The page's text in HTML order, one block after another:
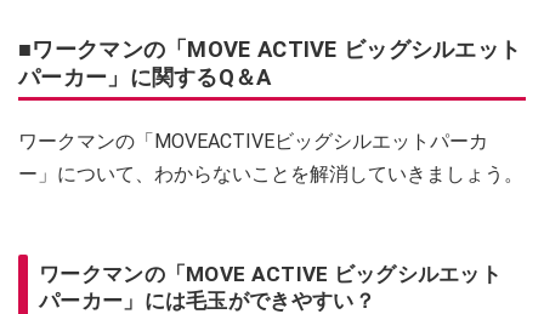
■ワークマンの「MOVE ACTIVE ビッグシルエット
パーカー」に関するQ＆A
ワークマンの「MOVEACTIVEビッグシルエットパーカ
ー」について、わからないことを解消していきましょう。
ワークマンの「MOVE ACTIVE ビッグシルエット
パーカー」には毛玉ができやすい？